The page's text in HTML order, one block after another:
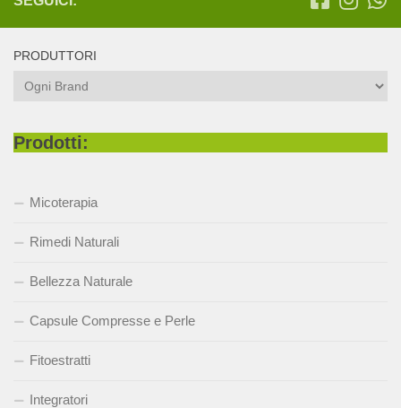
PRODUTTORI
Prodotti:
Micoterapia
Rimedi Naturali
Bellezza Naturale
Capsule Compresse e Perle
Fitoestratti
Integratori